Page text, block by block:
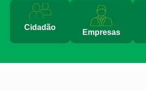
Cidadão
Empresas